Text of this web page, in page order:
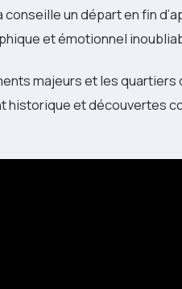
un départ en fin
et émotionnel
majeurs et les
historique et découvertes